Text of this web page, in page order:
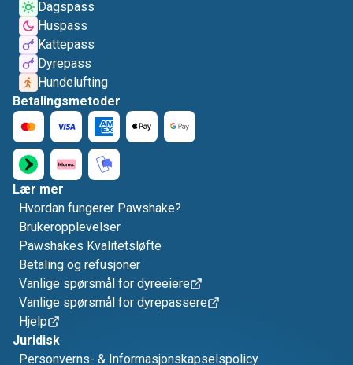
Dagspass
Huspass
Kattepass
Dyrepass
Hundelufting
Betalingsmetoder
Lær mer
Hvordan fungerer Pawshake?
Brukeropplevelser
Pawshakes Kvalitetsløfte
Betaling og refusjoner
Vanlige spørsmål for dyreeiere
Vanlige spørsmål for dyrepassere
Hjelp
Juridisk
Personverns- & Informasjonskapselspolicy